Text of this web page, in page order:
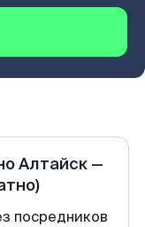
Алтайск—
посредников